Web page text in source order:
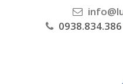
0938.834.386